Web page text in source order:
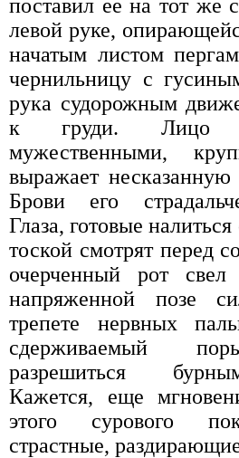
поставил ее на тот же
левой руке,
начатым листом
чернильницу с
рука судорожным
к груди. Лицо
мужественными,
выражает
Брови его
Глаза, готовые
тоской смотрят перед
очерченный рот
напряженной позе
трепете нервных
сдерживаемый
разрешиться
Кажется, еще
этого сурового
страстные,